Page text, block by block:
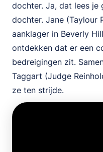
dochter. Ja, dat lees je
dochter. Jane (Taylour
aanklager in Beverly
ontdekken dat er een
bedreigingen zit.
Taggart (Judge
ze ten strijde.